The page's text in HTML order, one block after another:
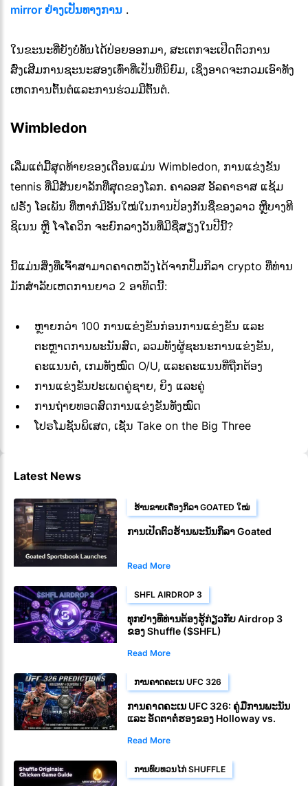
mirror ຢ່າງເປັນທາງການ .
ໃນຂະນະທີ່ຍັງບໍ່ທັນໄດ້ປ່ອຍອອກມາ, ສະເຕກຈະເປີດຕົວການ
ສົ່ງເສີມການຊະນະສອງເທົ່າທີ່ເປັນທີ່ນິຍົມ, ເຊິ່ງອາດຈະກວມເອົາທັງ
ເຫດການຕົ້ນຕໍແລະການຮ່ວມມືຕົ້ນຕໍ.
Wimbledon
ເລີ່ມ​ແຕ່​ມື້​ສຸດ​ທ້າຍ​ຂອງ​ເດືອນ​ແມ່ນ Wimbledon, ການ​ແຂ່ງ​ຂັນ
tennis ທີ່​ມີ​ສັນ​ຍາ​ລັກ​ທີ່​ສຸດ​ຂອງ​ໂລກ. ຄາລອສ ອັລຄາຣາສ ແຊ້ມ
ຝຣັ່ງ ໂອເພັນ ທີ່ຫາກໍມີອັນໃໝ່ໃນການປ້ອງກັນຊື່ຂອງລາວ ຫຼືບາງທີ
ຊິເນນ ຫຼື ໂຈໂຄວິກ ຈະຍົກລາງວັນທີ່ມີຊື່ສຽງໃນປີນີ້?
ນີ້ແມ່ນສິ່ງທີ່ເຈົ້າສາມາດຄາດຫວັງໄດ້ຈາກປຶ້ມກິລາ crypto ທີ່ທ່ານ
ມັກສໍາລັບເຫດການຍາວ 2 ອາທິດນີ້:
ຫຼາຍກວ່າ 100 ການແຂ່ງຂັນກ່ອນການແຂ່ງຂັນ ແລະ
ຕະຫຼາດການພະນັນສົດ, ລວມທັງຜູ້ຊະນະການແຂ່ງຂັນ,
ຄະແນນຕໍ່, ເກມທັງໝົດ O/U, ແລະຄະແນນທີ່ຖືກຕ້ອງ
ການແຂ່ງຂັນປະເພດຄູ່ຊາຍ, ຍິງ ແລະຄູ່
ການຖ່າຍທອດສົດການແຂ່ງຂັນທັງໝົດ
ໂປຣໂມຊັນພິເສດ, ເຊັ່ນ Take on the Big Three
Latest News
ຮ້ານຂາຍເຄື່ອງກິລາ GOATED ໃໝ່
ການເປີດຕົວຮ້ານພະນັນກິລາ Goated
Read More
SHFL AIRDROP 3
ທຸກຢ່າງທີ່ທ່ານຕ້ອງຮູ້ກ່ຽວກັບ Airdrop 3
ຂອງ Shuffle ($SHFL)
Read More
ການຄາດຄະເນ UFC 326
ການຄາດຄະເນ UFC 326: ຄູ່ມືການພະນັນ
ແລະ ອັດຕາຕໍ່ຮອງຂອງ Holloway vs.
Read More
ການທົບທວນໄກ່ SHUFFLE